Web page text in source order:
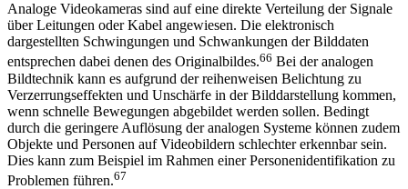
Analoge Videokameras sind auf eine direkte Verteilung der Signale
über Leitungen oder Kabel angewiesen. Die elektronisch
dargestellten Schwingungen und Schwankungen der Bilddaten
entsprechen dabei denen des Originalbildes.66 Bei der analogen
Bildtechnik kann es aufgrund der reihenweisen Belichtung zu
Verzerrungseffekten und Unschärfe in der Bilddarstellung kommen,
wenn schnelle Bewegungen abgebildet werden sollen. Bedingt
durch die geringere Auflösung der analogen Systeme können zudem
Objekte und Personen auf Videobildern schlechter erkennbar sein.
Dies kann zum Beispiel im Rahmen einer Personenidentifikation zu
Problemen führen.67